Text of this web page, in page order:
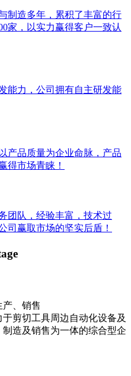
制造多年，累积了丰富的行
家，以实力赢得客户一致认
能力，公司拥有自主研发能
产品质量为企业命脉，产品
得市场青睐！
团队，经验丰富，技术过
司赢取市场的坚实后盾！
、销售
剪切工具周边自动化设备及
造及销售为一体的综合型企